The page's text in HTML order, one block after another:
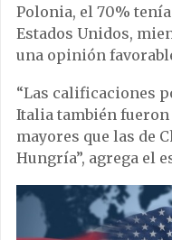
Polonia, el 70%
Estados Unidos,
una opinión
“Las calificaciones
Italia también
mayores que las de
Hungría”, agrega el